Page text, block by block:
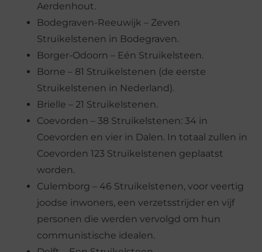
Aerdenhout.
Bodegraven-Reeuwijk – Zeven
Struikelstenen in Bodegraven.
Borger-Odoorn – Eén Struikelsteen.
Borne – 81 Struikelstenen (de eerste
Struikelstenen in Nederland).
Brielle – 21 Struikelstenen.
Coevorden – 38 Struikelstenen: 34 in
Coevorden en vier in Dalen. In totaal zullen in
Coevorden 123 Struikelstenen geplaatst
worden.
Culemborg – 46 Struikelstenen, voor veertig
joodse inwoners, een verzetsstrijder en vijf
personen die werden vervolgd om hun
communistische idealen.